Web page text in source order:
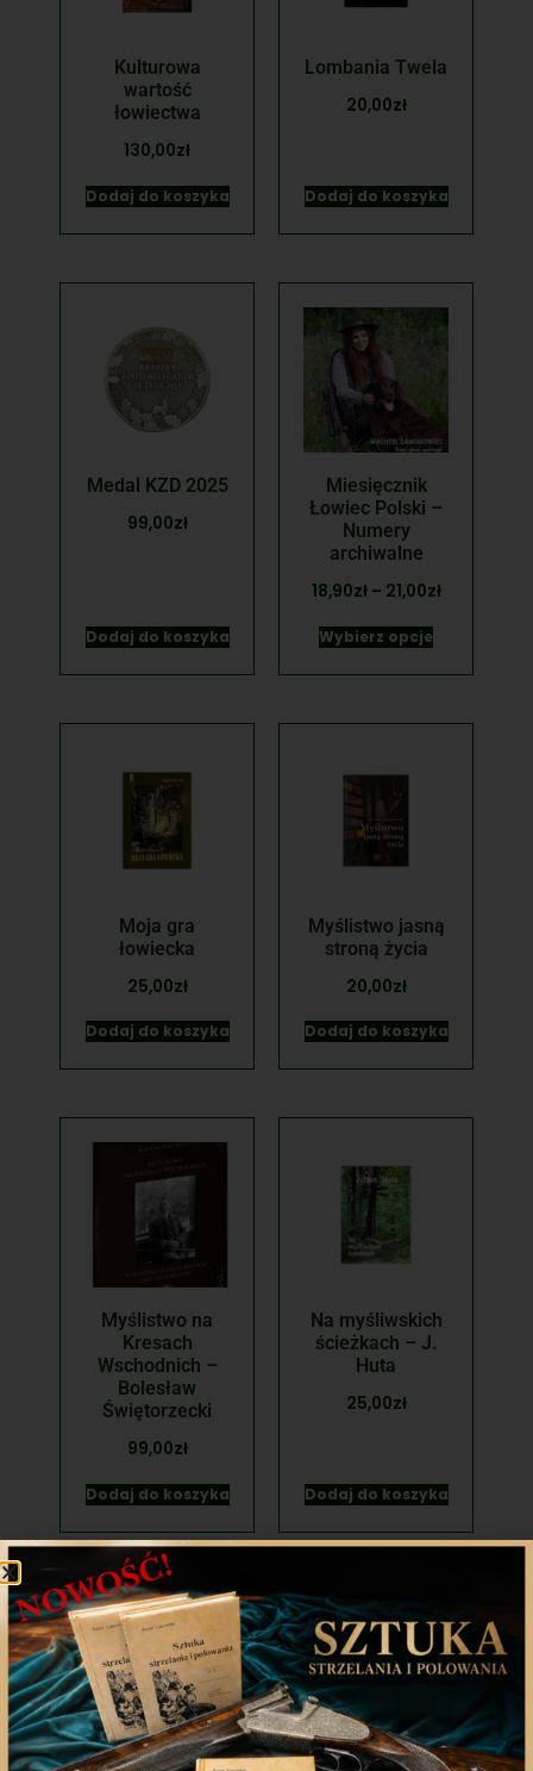
Kulturowa
wartość
łowiectwa
130,00zł
Dodaj do koszyka
Lombania Twela
20,00zł
Dodaj do koszyka
Medal KZD 2025
99,00zł
Dodaj do koszyka
Miesięcznik
Łowiec Polski –
Numery
archiwalne
18,90zł – 21,00zł
Wybierz opcje
Moja gra
łowiecka
25,00zł
Dodaj do koszyka
Myślistwo jasną
stroną życia
20,00zł
Dodaj do koszyka
Myślistwo na
Kresach
Wschodnich –
Bolesław
Świętorzecki
99,00zł
Dodaj do koszyka
Na myśliwskich
ścieżkach – J.
Huta
25,00zł
Dodaj do koszyka